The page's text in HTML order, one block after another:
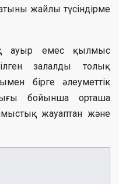
жайлы түсіндірме
ауыр емес қылмыс
залалды толық
бірге әлеуметтік
бойынша орташа
жауаптан және